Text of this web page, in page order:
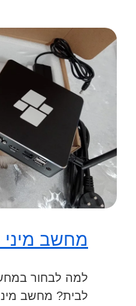
מחשב
למה לבחור